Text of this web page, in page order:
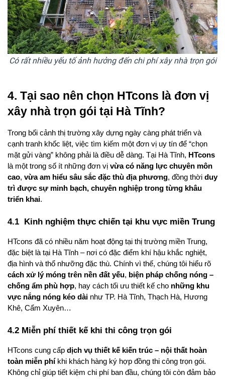
Có rất nhiều yếu tố ảnh hưởng đến chi phí xây nhà trọn gói
4. Tại sao nên chọn HTcons là đơn vị
xây nhà trọn gói tại Hà Tĩnh?
Trong bối cảnh thị trường xây dựng ngày càng phát triển và
cạnh tranh khốc liệt, việc tìm kiếm một đơn vị uy tín để “chọn
mặt gửi vàng” không phải là điều dễ dàng. Tại Hà Tĩnh, HTcons
là một trong số ít những đơn vị vừa có năng lực chuyên môn
cao, vừa am hiểu sâu sắc đặc thù địa phương, đồng thời duy
trì được sự minh bạch, chuyên nghiệp trong từng khâu
triển khai.
4.1  Kinh nghiệm thực chiến tại khu vực miền Trung
HTcons đã có nhiều năm hoạt động tại thị trường miền Trung,
đặc biệt là tại Hà Tĩnh – nơi có đặc điểm khí hậu khắc nghiệt,
cách xử lý móng trên nền đất yếu, biện pháp chống nóng –
chống ẩm phù hợp, hay cách tối ưu thiết kế cho những khu
vực nắng nóng kéo dài như TP. Hà Tĩnh, Thạch Hà, Hương
Khê, Cẩm Xuyên…
4.2 Miễn phí thiết kế khi thi công trọn gói
HTcons cung cấp dịch vụ thiết kế kiến trúc – nội thất hoàn
toàn miễn phí khi khách hàng ký hợp đồng thi công trọn gói.
Không chỉ giúp tiết kiệm chi phí ban đầu, chúng tôi còn đảm bảo